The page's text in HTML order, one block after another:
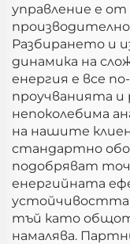
управление е
Разбирането и
динамика на
енергия е все
проучванията и
непоколебима
на нашите
стандартно
подобряват
енергийната
устойчивостта
тъй като
намалява.